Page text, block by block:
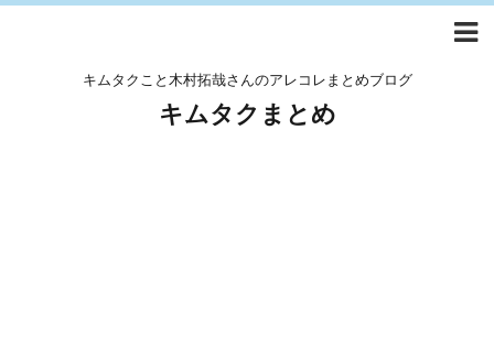
キムタクこと木村拓哉さんのアレコレまとめブログ
キムタクまとめ